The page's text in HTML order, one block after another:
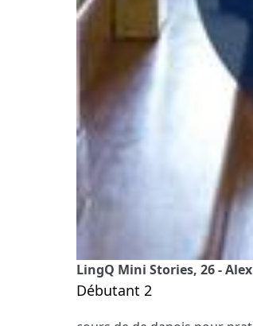
LingQ Mini Stories, 26 -
Débutant 2